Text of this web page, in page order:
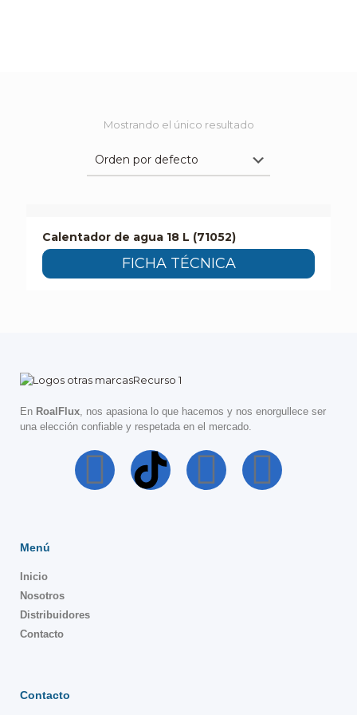
Mostrando el único resultado
Calentador de agua 18 L (71052)
FICHA TÉCNICA
En RoalFlux, nos apasiona lo que hacemos y nos enorgullece ser
una elección confiable y respetada en el mercado.
Menú
Inicio
Nosotros
Distribuidores
Contacto
Contacto